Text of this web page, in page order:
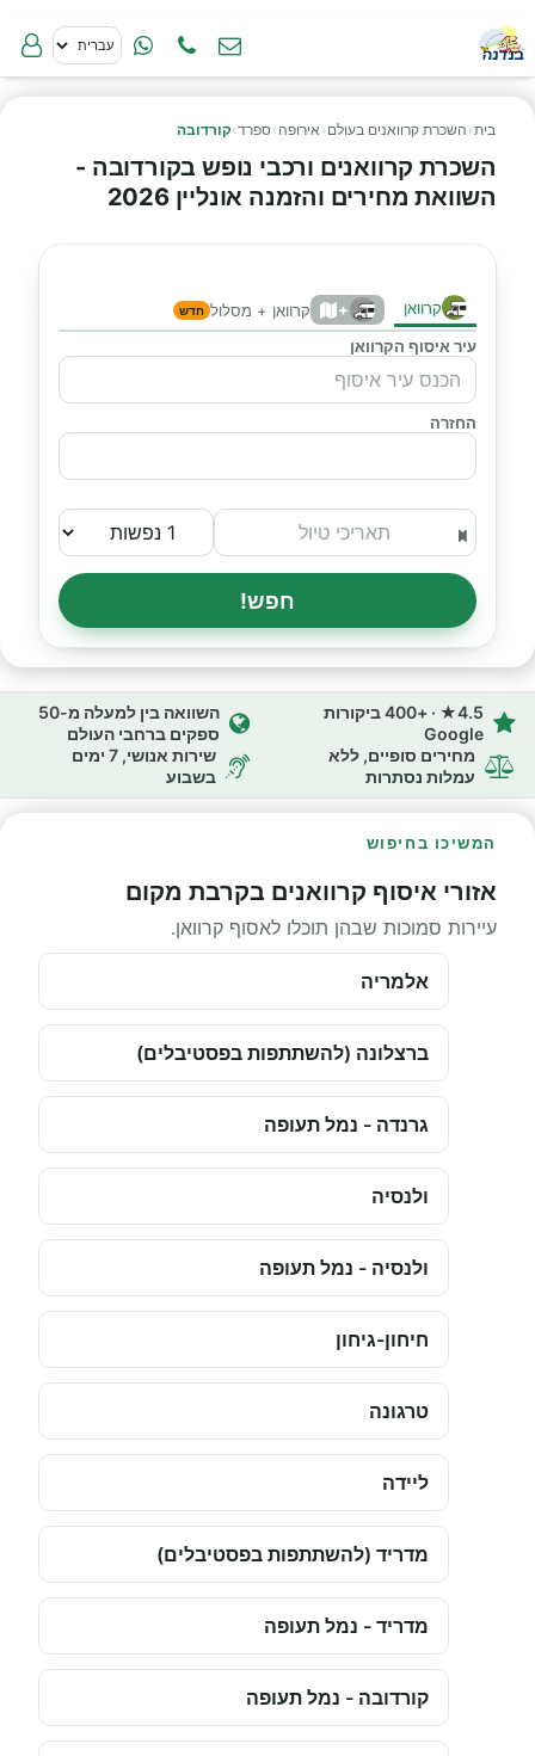
בית› השכרת קרוואנים בעולם › אירופה ›ספרד›קורדובה
השכרת קרוואנים ורכבי נופש בקורדובה -
השוואת מחירים והזמנה אונליין 2026
קרוואן + קרוואן + מסלול חדש
עיר איסוף הקרוואן
החזרה
חפש!
4.5★ · +400 ביקורות
Google
השוואה בין למעלה מ-50
ספקים ברחבי העולם
מחירים סופיים, ללא
עמלות נסתרות
שירות אנושי, 7 ימים
בשבוע
המשיכו בחיפוש
אזורי איסוף קרוואנים בקרבת מקום
עיירות סמוכות שבהן תוכלו לאסוף קרוואן.
אלמריה
ברצלונה (להשתתפות בפסטיבלים)
גרנדה - נמל תעופה
ולנסיה
ולנסיה - נמל תעופה
חיחון-גיחון
טרגונה
ליידה
מדריד (להשתתפות בפסטיבלים)
מדריד - נמל תעופה
קורדובה - נמל תעופה